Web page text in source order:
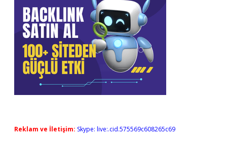
Reklam ve İletişim: Skype: live:.cid.575569c608265c69